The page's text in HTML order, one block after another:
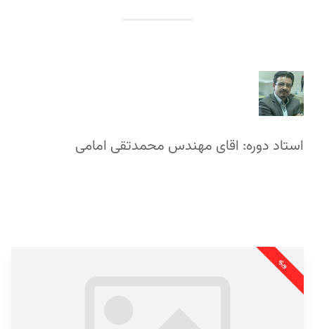
استاد دوره: اقای مهندس محمدتقی امامی